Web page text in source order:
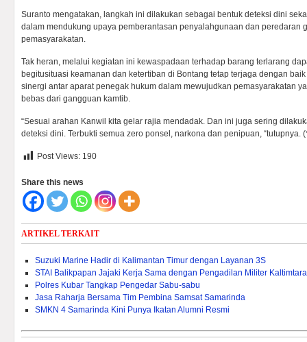
Suranto mengatakan, langkah ini dilakukan sebagai bentuk deteksi dini
dalam mendukung upaya pemberantasan penyalahgunaan dan peredaran
pemasyarakatan.
Tak heran, melalui kegiatan ini kewaspadaan terhadap barang terlarang
begitusituasi keamanan dan ketertiban di Bontang tetap terjaga dengan
sinergi antar aparat penegak hukum dalam mewujudkan pemasyarakatan
bebas dari gangguan kamtib.
“Sesuai arahan Kanwil kita gelar rajia mendadak. Dan ini juga sering
deteksi dini. Terbukti semua zero ponsel, narkona dan penipuan, “tutupnya.
Post Views: 190
Share this news
ARTIKEL TERKAIT
Suzuki Marine Hadir di Kalimantan Timur dengan Layanan 3S
STAI Balikpapan Jajaki Kerja Sama dengan Pengadilan Militer Kaltimtara
Polres Kubar Tangkap Pengedar Sabu-sabu
Jasa Raharja Bersama Tim Pembina Samsat Samarinda
SMKN 4 Samarinda Kini Punya Ikatan Alumni Resmi